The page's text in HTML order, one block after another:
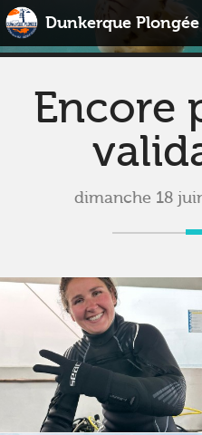
Dunkerque Plongée
Encore
dimanche 18